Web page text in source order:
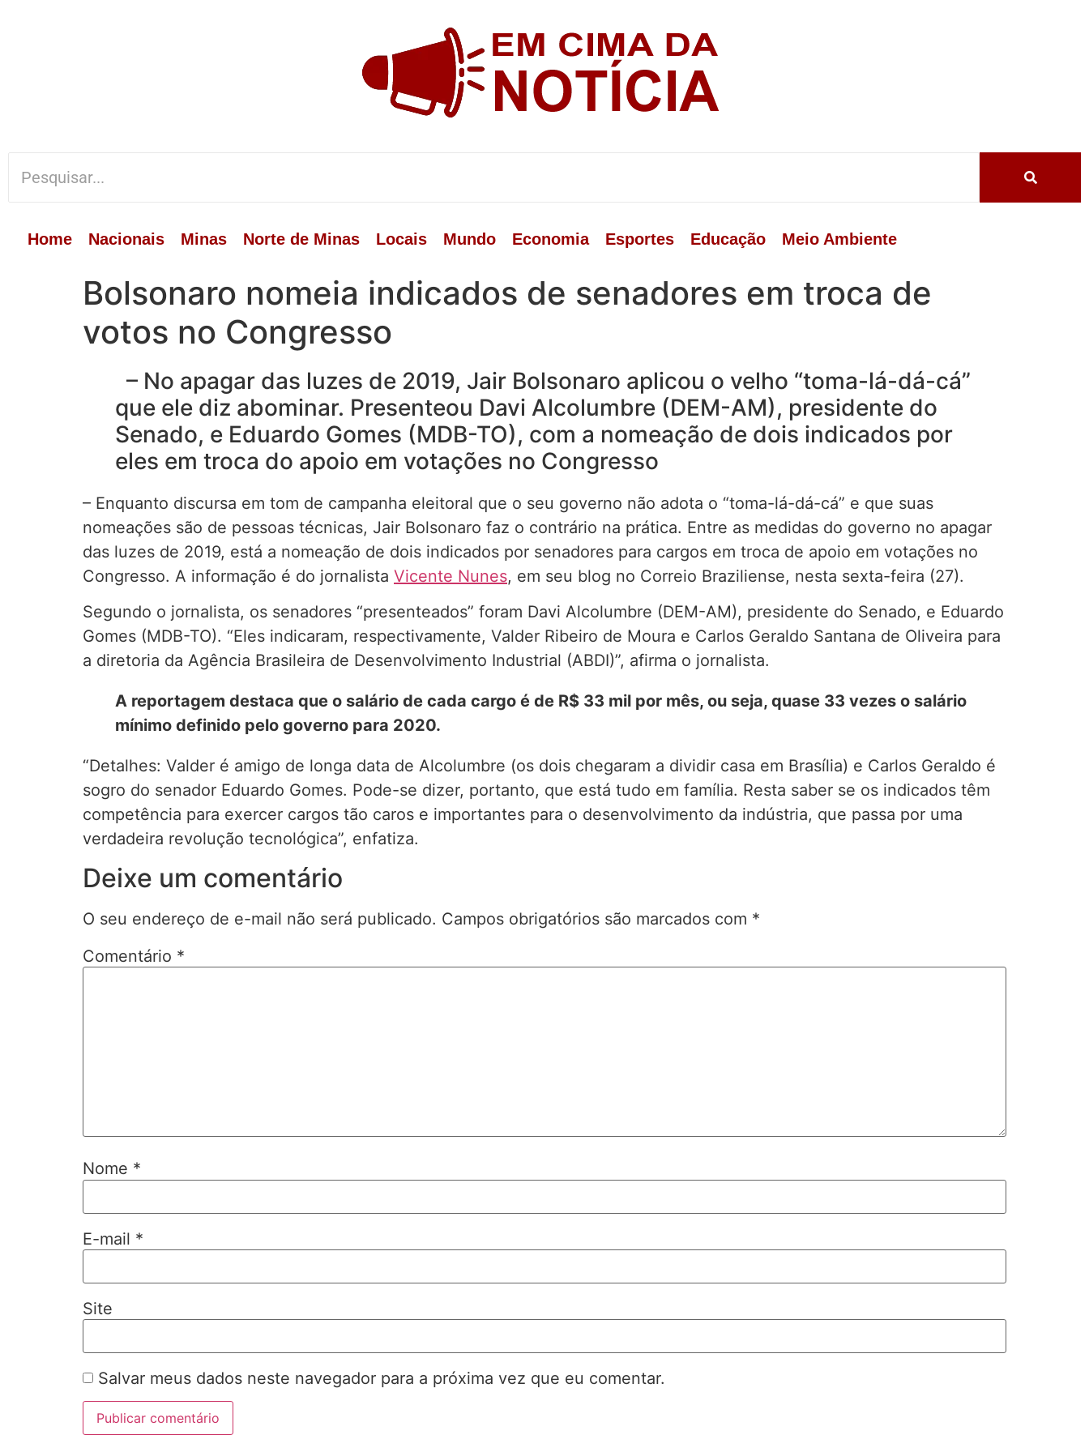
Home Nacionais Minas Norte de Minas Locais Mundo Economia Esportes Educação Meio Ambiente
Bolsonaro nomeia indicados de senadores em troca de
votos no Congresso
– No apagar das luzes de 2019, Jair Bolsonaro aplicou o velho “toma-lá-dá-cá”
que ele diz abominar. Presenteou Davi Alcolumbre (DEM-AM), presidente do
Senado, e Eduardo Gomes (MDB-TO), com a nomeação de dois indicados por
eles em troca do apoio em votações no Congresso
– Enquanto discursa em tom de campanha eleitoral que o seu governo não adota o “toma-lá-dá-cá” e que suas
nomeações são de pessoas técnicas, Jair Bolsonaro faz o contrário na prática. Entre as medidas do governo no apagar
das luzes de 2019, está a nomeação de dois indicados por senadores para cargos em troca de apoio em votações no
Congresso. A informação é do jornalista Vicente Nunes, em seu blog no Correio Braziliense, nesta sexta-feira (27).
Segundo o jornalista, os senadores “presenteados” foram Davi Alcolumbre (DEM-AM), presidente do Senado, e Eduardo
Gomes (MDB-TO). “Eles indicaram, respectivamente, Valder Ribeiro de Moura e Carlos Geraldo Santana de Oliveira para
a diretoria da Agência Brasileira de Desenvolvimento Industrial (ABDI)”, afirma o jornalista.
A reportagem destaca que o salário de cada cargo é de R$ 33 mil por mês, ou seja, quase 33 vezes o salário
mínimo definido pelo governo para 2020.
“Detalhes: Valder é amigo de longa data de Alcolumbre (os dois chegaram a dividir casa em Brasília) e Carlos Geraldo é
sogro do senador Eduardo Gomes. Pode-se dizer, portanto, que está tudo em família. Resta saber se os indicados têm
competência para exercer cargos tão caros e importantes para o desenvolvimento da indústria, que passa por uma
verdadeira revolução tecnológica”, enfatiza.
Deixe um comentário
O seu endereço de e-mail não será publicado. Campos obrigatórios são marcados com *
Comentário *
Nome *
E-mail *
Site
Salvar meus dados neste navegador para a próxima vez que eu comentar.